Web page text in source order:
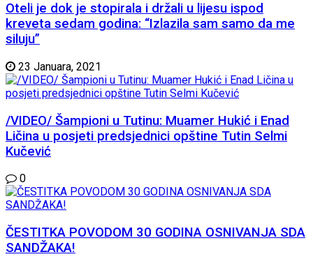
Oteli je dok je stopirala i držali u lijesu ispod
kreveta sedam godina: “Izlazila sam samo da me
siluju”
23 Januara, 2021
/VIDEO/ Šampioni u Tutinu: Muamer Hukić i Enad
Ličina u posjeti predsjednici opštine Tutin Selmi
Kučević
0
ČESTITKA POVODOM 30 GODINA OSNIVANJA SDA
SANDŽAKA!